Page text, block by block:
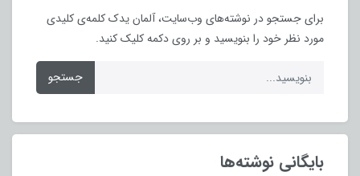
برای جستجو در نوشته‌های وب‌سایت، آلمان یدک کلمه‌ی کلیدی
مورد نظر خود را بنویسید و بر روی دکمه کلیک کنید.
جستجو
بایگانی نوشته‌ها